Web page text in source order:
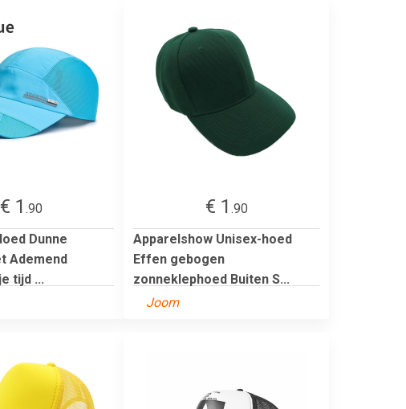
€ 1 .90
Dunne
Ademend
tijd ...
€ 1 .90
Apparelshow Unisex-hoed
Effen gebogen
zonneklephoed Buiten S...
Joom